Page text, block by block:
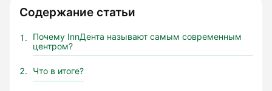
Содержание статьи
Почему InnДента называют самым современным
центром?
Что в итоге?